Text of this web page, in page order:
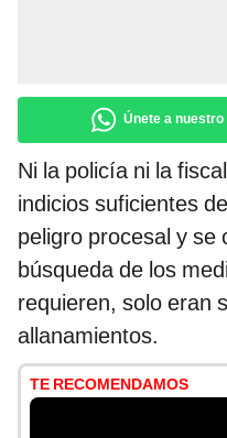
Únete a
Ni la policía ni la
indicios suficientes
peligro procesal y se
búsqueda de los
requieren, solo eran
allanamientos.
TE RECOMENDAMOS